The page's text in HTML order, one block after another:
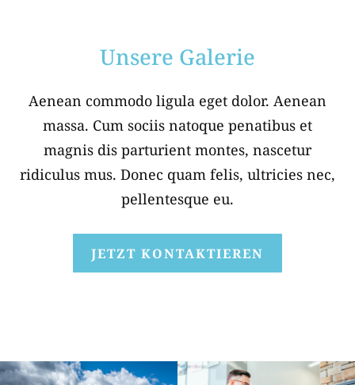
Unsere Galerie
Aenean commodo ligula eget dolor. Aenean
massa. Cum sociis natoque penatibus et
magnis dis parturient montes, nascetur
ridiculus mus. Donec quam felis, ultricies nec,
pellentesque eu.
JETZT KONTAKTIEREN